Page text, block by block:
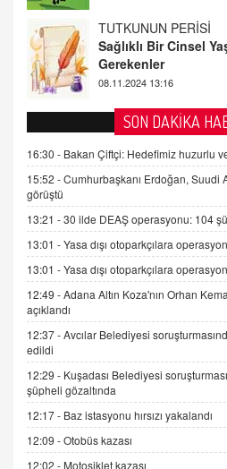
08.11.2024 13:16
FARUK ÖNALAN
Tezkere
AV. DOĞAN CAN
Kişisel verilerin
gelişimi
15.09.2025 16:17
SEHER EREK
Kış Ayları Geldi,
9.12.2025 10:11
İNCİ GÜL AKÖL
Trump Keşke
06.07.2026 13:00
ADEM AKÖL
Esed Destekçilerinin
Sednaya
SON DAKİKA
16:30 - Bakan Çiftçi: Hedefimiz huzurlu
15:52 -Cumhurbaşkanı Erdoğan, Suudi
görüştü
13:21 -30 ilde DEAŞ operasyonu: 104
13:01 -Yasa dışı otoparkçılara
13:01 -Yasa dışı otoparkçılara
12:49 -Adana Altın Koza'nın Orhan
açıklandı
12:37 -Avcılar Belediyesi
edildi
12:29 - Kuşadası Belediyesi
şüpheli gözaltında
12:17 - Baz istasyonu hırsızı yakalandı
12:09 -Otobüs kazası
12:02 - Motosiklet kazası